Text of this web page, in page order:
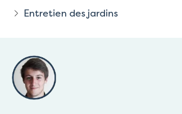
Entretien des jardins